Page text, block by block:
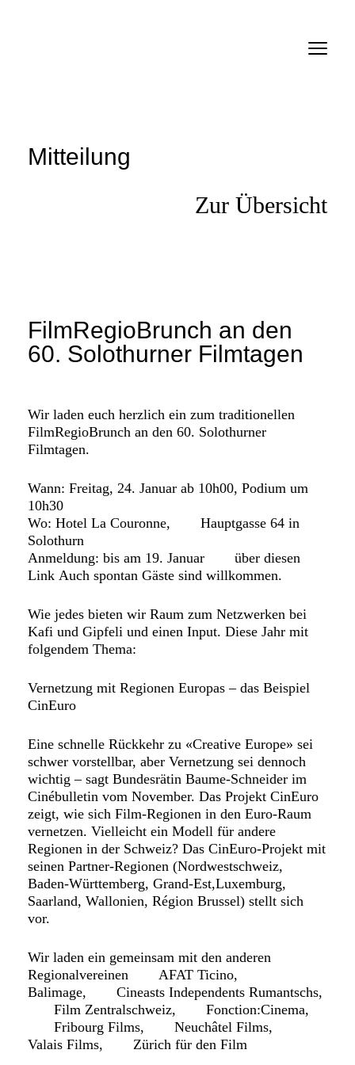
Inserate
Anmelden SMDb
FAQ SMDb
Kontakt
Mitteilung
Zur Übersicht
FilmRegioBrunch an den
60. Solothurner Filmtagen
Wir laden euch herzlich ein zum traditionellen
FilmRegioBrunch an den 60. Solothurner
Filmtagen.
Wann: Freitag, 24. Januar ab 10h00, Podium um
10h30
Wo: Hotel La Couronne, Hauptgasse 64 in
Solothurn
Anmeldung: bis am 19. Januar
über diesen
Link Auch spontan Gäste sind willkommen.
Wie jedes bieten wir Raum zum Netzwerken bei
Kafi und Gipfeli und einen Input. Diese Jahr mit
folgendem Thema:
Vernetzung mit Regionen Europas – das Beispiel
CinEuro
Eine schnelle Rückkehr zu «Creative Europe» sei
schwer vorstellbar, aber Vernetzung sei dennoch
wichtig – sagt Bundesrätin Baume-Schneider im
Cinébulletin vom November. Das Projekt CinEuro
zeigt, wie sich Film-Regionen in den Euro-Raum
vernetzen. Vielleicht ein Modell für andere
Regionen in der Schweiz? Das CinEuro-Projekt mit
seinen Partner-Regionen (Nordwestschweiz,
Baden-Württemberg, Grand-Est,Luxemburg,
Saarland, Wallonien, Région Brussel) stellt sich
vor.
Wir laden ein gemeinsam mit den anderen
Regionalvereinen
AFAT Ticino,
Balimage, Cineasts Independents Rumantschs,
Film Zentralschweiz, Fonction:Cinema,
Fribourg Films, Neuchâtel Films,
Valais Films, Zürich für den Film